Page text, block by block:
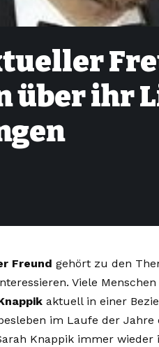
über ihr
Freund gehört zu den
Viele
aktuell in einer
im Laufe der
Knappik immer